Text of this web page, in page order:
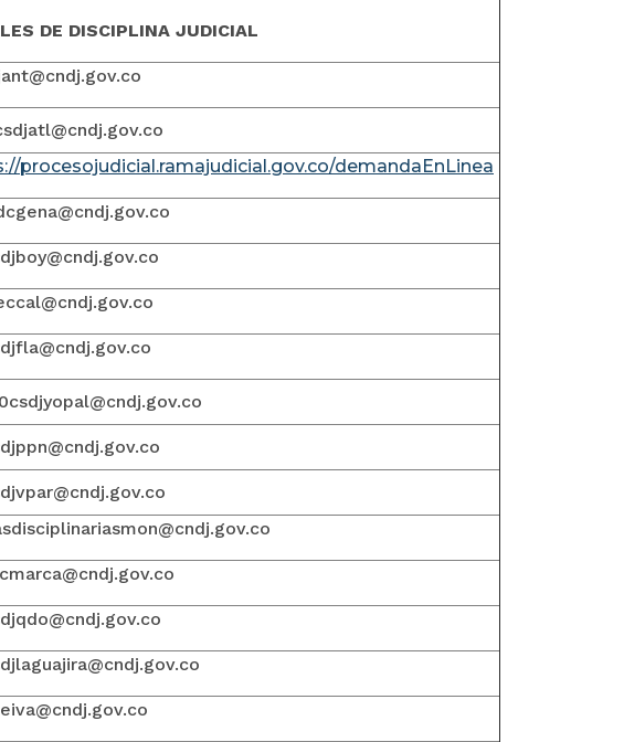
DE DISCIPLINA JUDICIAL
procesojudicial.ramajudicial.gov.co/demandaEnLinea